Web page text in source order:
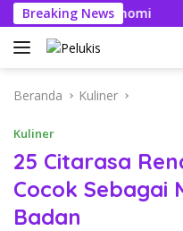
Langsung
ke
konten
Breaking News
Ekonomi Prestasi
Beranda Kuliner
Kuliner
25 Citarasa
Cocok Sebagai
Badan